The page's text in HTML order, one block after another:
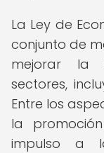
La Ley de
conjunto de
mejorar la
sectores,
Entre los
la
impulso a